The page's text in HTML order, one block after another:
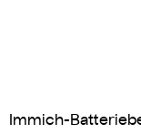
Immich-